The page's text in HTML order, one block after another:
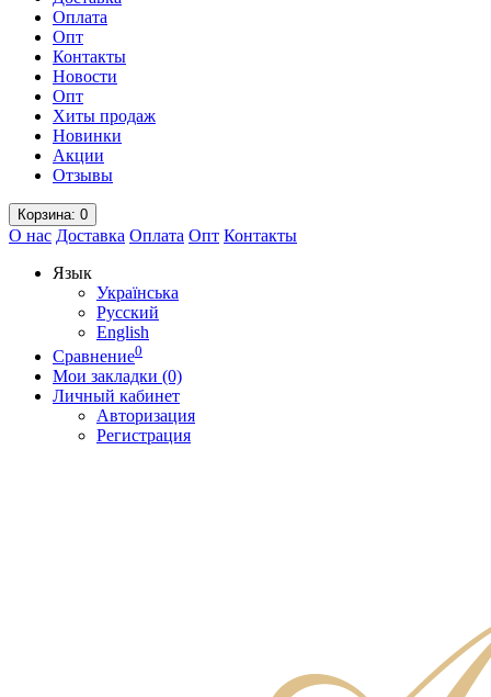
Оплата
Опт
Контакты
Новости
Опт
Хиты продаж
Новинки
Акции
Отзывы
Корзина: 0
О нас Доставка Оплата Опт Контакты
Язык
Українська
Русский
English
Сравнение0
Мои закладки (0)
Личный кабинет
Авторизация
Регистрация